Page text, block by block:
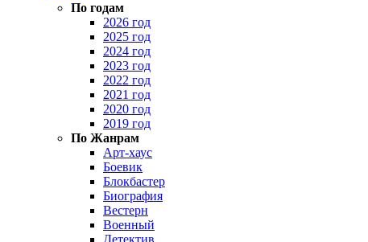
По годам
2026 год
2025 год
2024 год
2023 год
2022 год
2021 год
2020 год
2019 год
По Жанрам
Арт-хаус
Боевик
Блокбастер
Биография
Вестерн
Военный
Детектив